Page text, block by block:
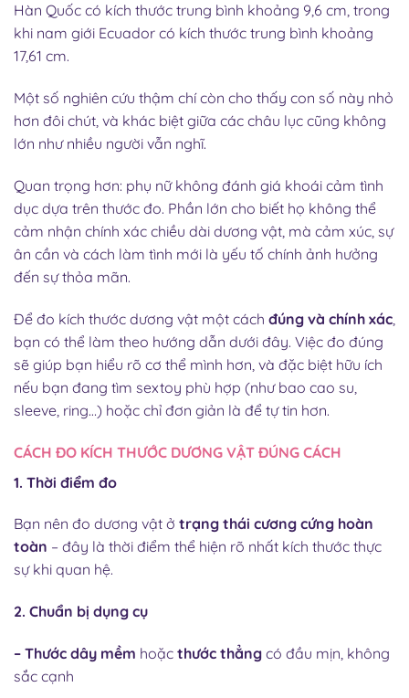
Hàn Quốc có kích thước trung bình khoảng 9,6 cm, trong
khi nam giới Ecuador có kích thước trung bình khoảng
17,61 cm.
Một số nghiên cứu thậm chí còn cho thấy con số này nhỏ
hơn đôi chút, và khác biệt giữa các châu lục cũng không
lớn như nhiều người vẫn nghĩ.
Quan trọng hơn: phụ nữ không đánh giá khoái cảm tình
dục dựa trên thước đo. Phần lớn cho biết họ không thể
cảm nhận chính xác chiều dài dương vật, mà cảm xúc, sự
ân cần và cách làm tình mới là yếu tố chính ảnh hưởng
đến sự thỏa mãn.
Để đo kích thước dương vật một cách đúng và chính xác
bạn có thể làm theo hướng dẫn dưới đây. Việc đo đúng
sẽ giúp bạn hiểu rõ cơ thể mình hơn, và đặc biệt hữu ích
nếu bạn đang tìm sextoy phù hợp (như bao cao su,
sleeve, ring…) hoặc chỉ đơn giản là để tự tin hơn.
CÁCH ĐO KÍCH THƯỚC DƯƠNG VẬT ĐÚNG CÁCH
1. Thời điểm đo
Bạn nên đo dương vật ở trạng thái cương cứng hoàn
toàn – đây là thời điểm thể hiện rõ nhất kích thước thực
sự khi quan hệ.
2. Chuẩn bị dụng cụ
– Thước dây mềm hoặc thước thẳng có đầu mịn, không
sắc cạnh